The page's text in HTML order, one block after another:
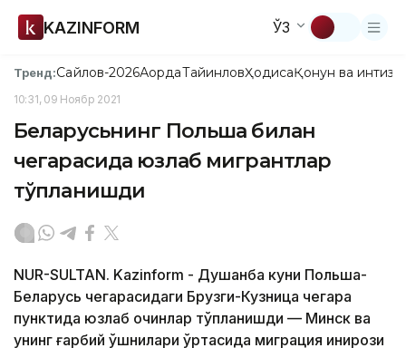
KAZINFORM ЎЗ
Тренд:Сайлов-2026АқордаТайинловҲодисаҚонун ва
10:31, 09 Ноябр 2021
Беларусьнинг Польша билан
чегарасида юзлаб мигрантлар
тўпланишди
NUR-SULTAN. Kazinform - Душанба куни Польша-
Беларусь чегарасидаги Брузги-Кузница чегара
пунктида юзлаб қочқинлар тўпланишди — Минск ва
унинг ғарбий қўшнилари ўртасида миграция инқирози